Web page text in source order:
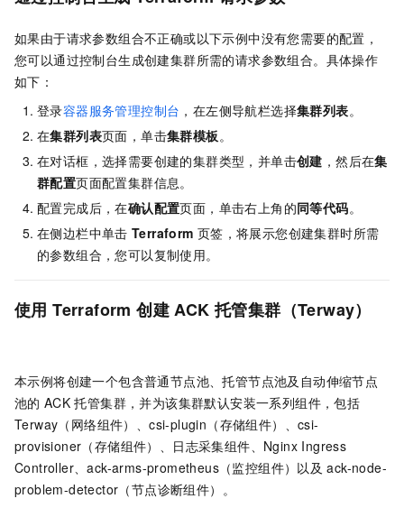
如果由于请求参数组合不正确或以下示例中没有您需要的配置，
您可以通过控制台生成创建集群所需的请求参数组合。具体操作
如下：
登录容器服务管理控制台 ，在左侧导航栏选择集群列表。
在集群列表页面，单击集群模板。
在对话框，选择需要创建的集群类型，并单击创建 ，然后在集
群配置页面配置集群信息。
配置完成后，在确认配置页面，单击右上角的同等代码。
在侧边栏中单击 Terraform 页签，将展示您创建集群时所需
的参数组合，您可以复制使用。
使用 Terraform 创建 ACK 托管集群 （Terway）
本示例将创建一个包含普通节点池、托管节点池及自动伸缩节点
池的 ACK 托管集群 ，并为该集群默认安装一系列组件，包括
Terway（网络组件）、csi-plugin（存储组件）、csi-
provisioner（存储组件）、日志采集组件、Nginx Ingress
Controller、ack-arms-prometheus（监控组件）以及 ack-node-
problem-detector（节点诊断组件）。